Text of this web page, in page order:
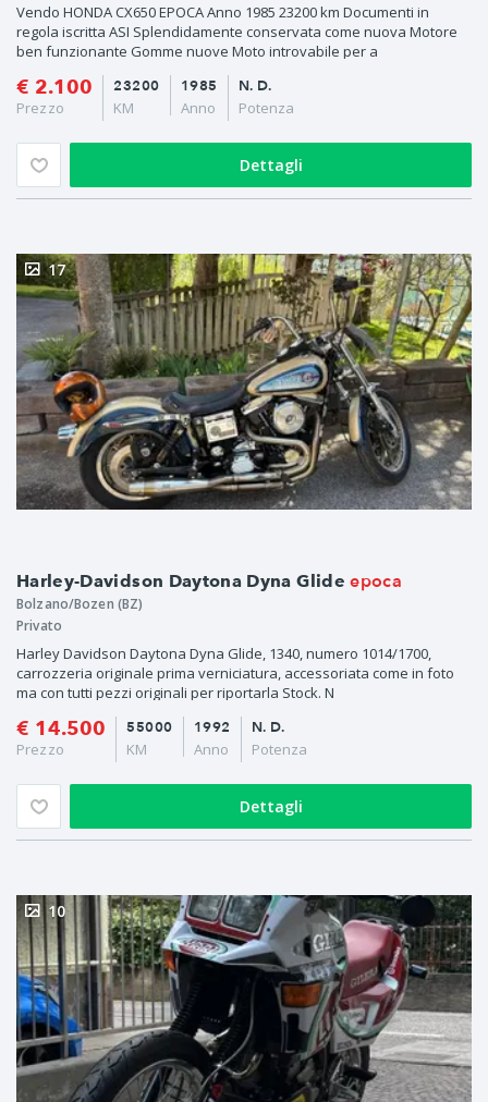
Vendo HONDA CX650 EPOCA Anno 1985 23200 km Documenti in
regola iscritta ASI Splendidamente conservata come nuova Motore
ben funzionante Gomme nuove Moto introvabile per a
€ 2.100
Prezzo
1985
Anno
23200
KM
N. D.
Potenza
Dettagli
Harley-Davidson Daytona Dyna Glide epoca
17
Bolzano/Bozen (BZ)
Privato
Harley Davidson Daytona Dyna Glide, 1340, numero 1014/1700,
carrozzeria originale prima verniciatura, accessoriata come in foto
ma con tutti pezzi originali per riportarla Stock. N
€ 14.500
Prezzo
1992
Anno
55000
KM
N. D.
Potenza
Dettagli
10